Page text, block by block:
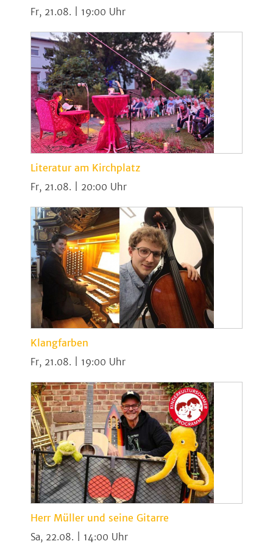
Fr, 21.08. | 19:00
Literatur am Kirchplatz
Fr, 21.08. | 20:00
Klangfarben
Fr, 21.08. | 19:00
Herr Müller und seine Gitarre
Sa, 22.08. | 14:00